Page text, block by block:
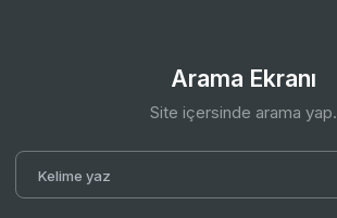
Arama Ekranı
Site içersinde arama yap.